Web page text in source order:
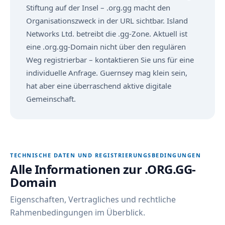
Stiftung auf der Insel – .org.gg macht den
Organisationszweck in der URL sichtbar. Island
Networks Ltd. betreibt die .gg-Zone. Aktuell ist
eine .org.gg-Domain nicht über den regulären
Weg registrierbar – kontaktieren Sie uns für eine
individuelle Anfrage. Guernsey mag klein sein,
hat aber eine überraschend aktive digitale
Gemeinschaft.
TECHNISCHE DATEN UND REGISTRIERUNGSBEDINGUNGEN
Alle Informationen zur .ORG.GG-
Domain
Eigenschaften, Vertragliches und rechtliche
Rahmenbedingungen im Überblick.